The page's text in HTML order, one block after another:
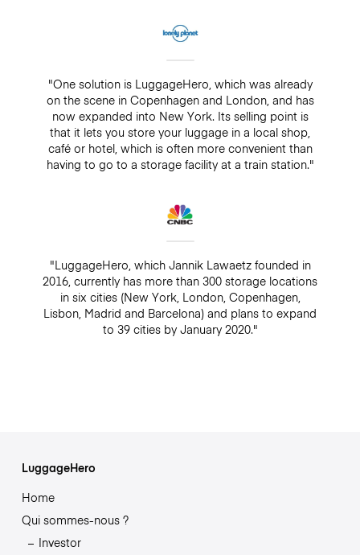
"One solution is LuggageHero, which was already
on the scene in Copenhagen and London, and has
now expanded into New York. Its selling point is
that it lets you store your luggage in a local shop,
café or hotel, which is often more convenient than
having to go to a storage facility at a train station."
"LuggageHero, which Jannik Lawaetz founded in
2016, currently has more than 300 storage locations
in six cities (New York, London, Copenhagen,
Lisbon, Madrid and Barcelona) and plans to expand
to 39 cities by January 2020."
LuggageHero
Home
Qui sommes-nous ?
Investor